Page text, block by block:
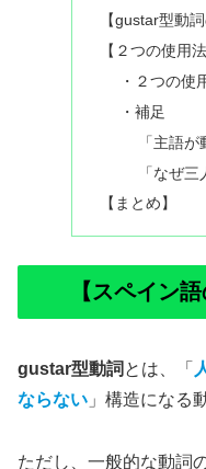
【gustar型動
【２つの使用
・２つの使
・補足
「主語が
「なぜ
【まとめ】
【スペイン
gustar型動詞 とは、「
ならない 」構造になる
ただし、一般的な動詞